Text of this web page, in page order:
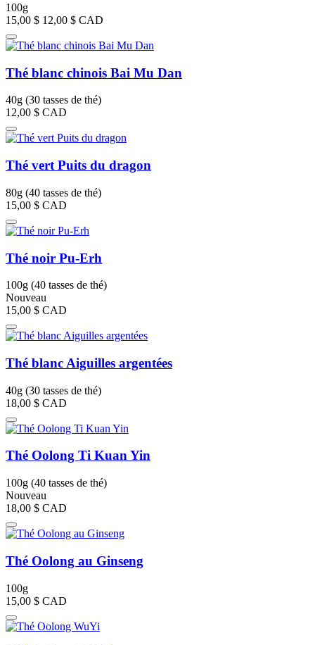
100g
15,00 $ 12,00 $ CAD
Thé blanc chinois Bai Mu Dan
40g (30 tasses de thé)
12,00 $ CAD
Thé vert Puits du dragon
80g (40 tasses de thé)
15,00 $ CAD
Thé noir Pu-Erh
100g (40 tasses de thé)
Nouveau
15,00 $ CAD
Thé blanc Aiguilles argentées
40g (30 tasses de thé)
18,00 $ CAD
Thé Oolong Ti Kuan Yin
100g (40 tasses de thé)
Nouveau
18,00 $ CAD
Thé Oolong au Ginseng
100g
15,00 $ CAD